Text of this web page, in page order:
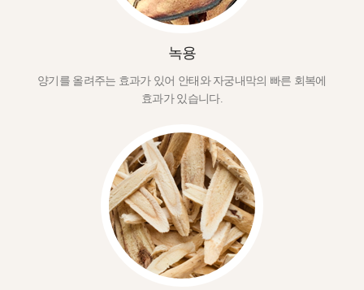
녹용
양기를 올려주는 효과가 있어 안태와 자궁내막의 빠른 회복에
효과가 있습니다.